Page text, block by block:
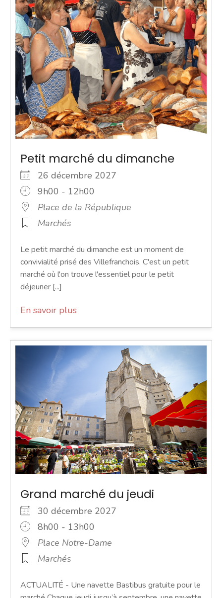
Petit marché du dimanche
26 décembre 2027
9h00 - 12h00
Place de la République
Marchés
Le petit marché du dimanche est un moment de
convivialité prisé des Villefranchois. C'est un petit
marché où l'on trouve l'essentiel pour le petit
déjeuner [...]
En savoir plus
Grand marché du jeudi
30 décembre 2027
8h00 - 13h00
Place Notre-Dame
Marchés
ACTUALITÉ - Une navette Bastibus gratuite pour le